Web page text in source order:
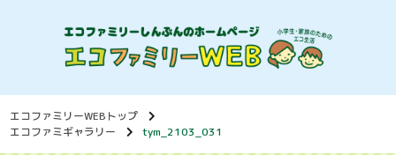
エコファミリーWEBトップ
エコファミギャラリー
tym_2103_031